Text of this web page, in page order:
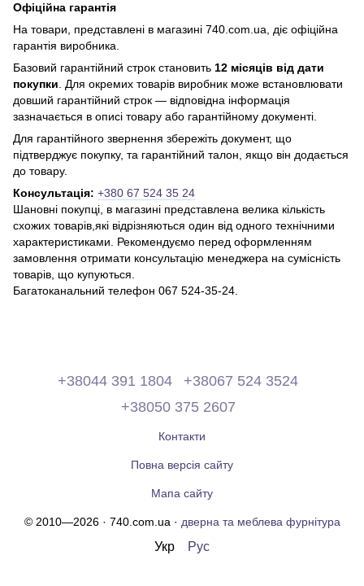
Офіційна гарантія
На товари, представлені в магазині 740.com.ua, діє офіційна
гарантія виробника.
Базовий гарантійний строк становить 12 місяців від дати
покупки. Для окремих товарів виробник може встановлювати
довший гарантійний строк — відповідна інформація
зазначається в описі товару або гарантійному документі.
Для гарантійного звернення збережіть документ, що
підтверджує покупку, та гарантійний талон, якщо він додається
до товару.
Консультація: +380 67 524 35 24
Шановні покупці, в магазині представлена ​​велика кількість
схожих товарів,які відрізняються один від одного технічними
характеристиками. Рекомендуємо перед оформленням
замовлення отримати консультацію менеджера на сумісність
товарів, що купуються.
Багатоканальний телефон 067 524-35-24.
+38044 391 1804
+38067 524 3524
+38050 375 2607
Контакти
Повна версія сайту
Мапа сайту
© 2010—2026 · 740.com.ua · дверна та меблева фурнітура
Укр Рус